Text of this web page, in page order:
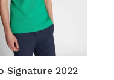
Signature 2022